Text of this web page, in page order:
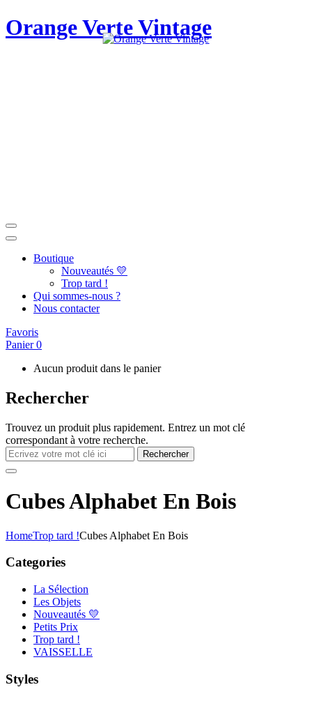
Orange Verte Vintage
Boutique
Nouveautés 💛
Trop tard !
Qui sommes-nous ?
Nous contacter
Favoris
Panier0
Aucun produit dans le panier
Rechercher
Trouvez un produit plus rapidement. Entrez un mot clé
correspondant à votre recherche.
Rechercher
Cubes Alphabet En Bois
HomeTrop tard !Cubes Alphabet En Bois
Categories
La Sélection
Les Objets
Nouveautés 💛
Petits Prix
Trop tard !
VAISSELLE
Styles